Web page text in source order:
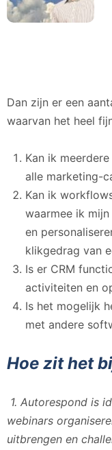
Dan zijn er een
waarvan het heel
Kan ik
alle marketing-
Kan ik
waarmee ik
en
klikgedrag van
Is er CRM
activiteiten en
Is het mogelijk
met andere
Hoe zit het
1. Autorespond is
webinars
uitbrengen en